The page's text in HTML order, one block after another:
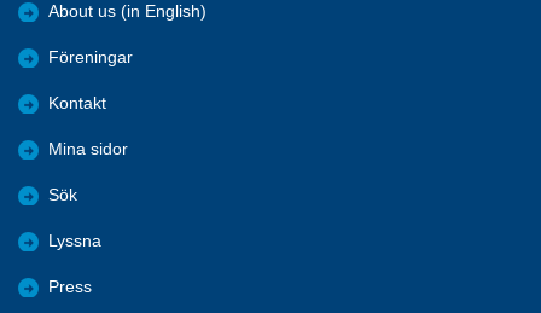
About us (in English)
Föreningar
Kontakt
Mina sidor
Sök
Lyssna
Press